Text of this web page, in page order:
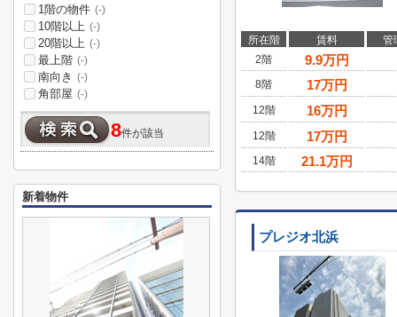
所在階 賃料
管
2階
9.9万円
8階 17万円
12階 16万円
12階 17万円
14階 21.1万円
プレジオ北浜
1階の物件 (-)
10階以上 (-)
20階以上 (-)
最上階 (-)
南向き (-)
角部屋 (-)
8件が該当
新着物件